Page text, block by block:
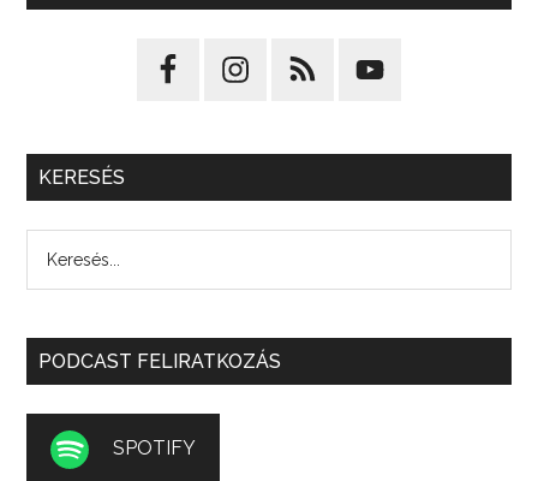
KERESÉS
PODCAST FELIRATKOZÁS
SPOTIFY